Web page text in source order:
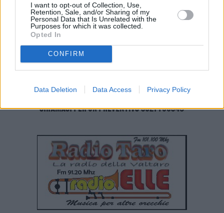
I want to opt-out of Collection, Use,
Retention, Sale, and/or Sharing of my
Personal Data that Is Unrelated with the
Purposes for which it was collected.
Opted In
CONFIRM
Data Deletion Data Access Privacy Policy